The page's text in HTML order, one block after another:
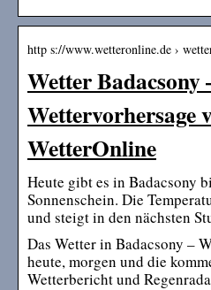
http s://www.wetteronline.de ›
Wetter Badacsony
Wettervorhersage
WetterOnline
Heute gibt es in Badacsony
Sonnenschein. Die
und steigt in den nächsten
Das Wetter in Badacsony –
heute, morgen und die
Wetterbericht und